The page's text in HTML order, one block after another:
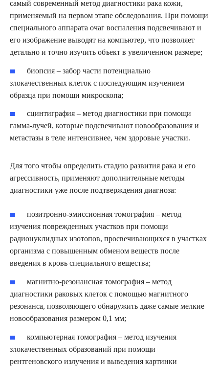
самый современный метод диагностики рака кожи,
применяемый на первом этапе обследования. При помощи
специального аппарата очаг воспаления подсвечивают и
его изображение выводят на компьютер, что позволяет
детально и точно изучить объект в увеличенном размере;
биопсия – забор части потенциально
злокачественных клеток с последующим изучением
образца при помощи микроскопа;
сцинтиграфия – метод диагностики при помощи
гамма-лучей, которые подсвечивают новообразования и
метастазы в теле интенсивнее, чем здоровые участки.
Для того чтобы определить стадию развития рака и его
агрессивность, применяют дополнительные методы
диагностики уже после подтверждения диагноза:
позитронно-эмиссионная томография – метод
изучения поврежденных участков при помощи
радионуклидных изотопов, просвечивающихся в участках
организма с повышенным обменом веществ после
введения в кровь специального вещества;
магнитно-резонансная томография – метод
диагностики раковых клеток с помощью магнитного
резонанса, позволяющего обнаружить даже самые мелкие
новообразования размером 0,1 мм;
компьютерная томография – метод изучения
злокачественных образований при помощи
рентгеновского излучения и выведения картинки